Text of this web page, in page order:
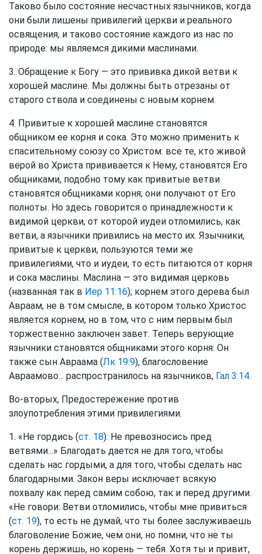
Таково было состояние несчастных язычников, когда
они были лишены привилегий церкви и реального
освящения, и таково состояние каждого из нас по
природе: мы являемся дикими маслинами.
3. Обращение к Богу — это прививка дикой ветви к
хорошей маслине. Мы должны быть отрезаны от
старого ствола и соединены с новым корнем.
4. Привитые к хорошей маслине становятся
общником ее корня и сока. Это можно применить к
спасительному союзу со Христом: все те, кто живой
верой во Христа прививается к Нему, становятся Его
общниками, подобно тому как привитые ветви
становятся общниками корня; они получают от Его
полноты. Но здесь говорится о принадлежности к
видимой церкви, от которой иудеи отломились, как
ветви, а язычники привились на место их. Язычники,
привитые к церкви, пользуются теми же
привилегиями, что и иудеи, то есть питаются от корня
и сока маслины. Маслина — это видимая церковь
(названная так в Иер 11:16); корнем этого дерева был
Авраам, не в том смысле, в котором только Христос
является корнем, но в том, что с ним первым был
торжественно заключен завет. Теперь верующие
язычники становятся общниками этого корня: Он
также сын Авраама (Лк 19:9), благословение
Авраамово... распространилось на язычников, Гал 3:14.
Во-вторых, Предостережение против
злоупотребления этими привилегиями.
1. «Не гордись (ст. 18): Не превозносись пред
ветвями...» Благодать дается не для того, чтобы
сделать нас гордыми, а для того, чтобы сделать нас
благодарными. Закон веры исключает всякую
похвалу как перед самим собою, так и перед другими.
«Не говори: Ветви отломились, чтобы мне привиться
(ст. 19), то есть не думай, что ты более заслуживаешь
благоволение Божие, чем они, но помни, что не ты
корень держишь, но корень — тебя. Хотя ты и привит,